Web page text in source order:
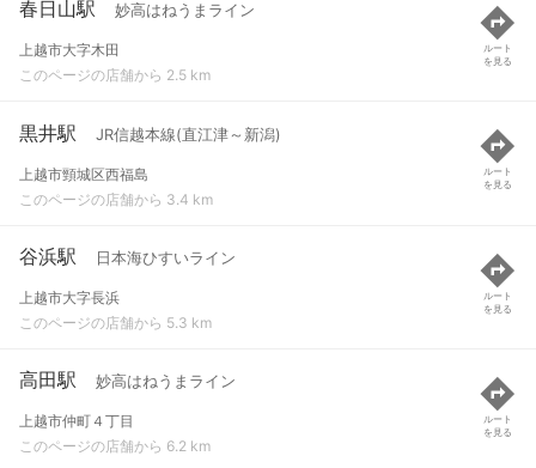
春日山駅 妙高はねうまライン
上越市大字木田
このページの店舗から 2.5 km
ルート
を見る
黒井駅 JR信越本線(直江津～新潟)
上越市頸城区西福島
このページの店舗から 3.4 km
ルート
を見る
谷浜駅 日本海ひすいライン
上越市大字長浜
このページの店舗から 5.3 km
ルート
を見る
高田駅 妙高はねうまライン
上越市仲町４丁目
このページの店舗から 6.2 km
ルート
を見る